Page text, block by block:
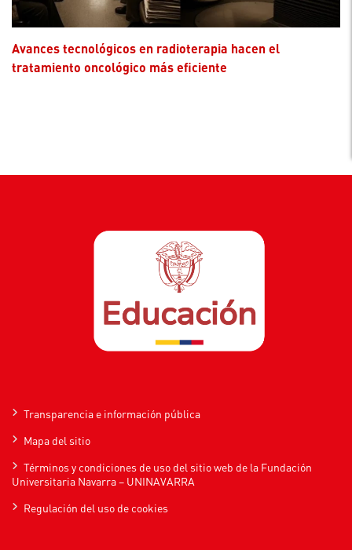
Avances tecnológicos en radioterapia hacen el
tratamiento oncológico más eficiente
Transparencia e información pública
Mapa del sitio
Términos y condiciones de uso del sitio web de la Fundación
Universitaria Navarra – UNINAVARRA
Regulación del uso de cookies